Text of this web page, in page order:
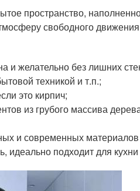
пространство,
свободного
и желательно без лишних
техникой и т.п.;
это кирпич;
из грубого массива
и современных
подходит для кухни